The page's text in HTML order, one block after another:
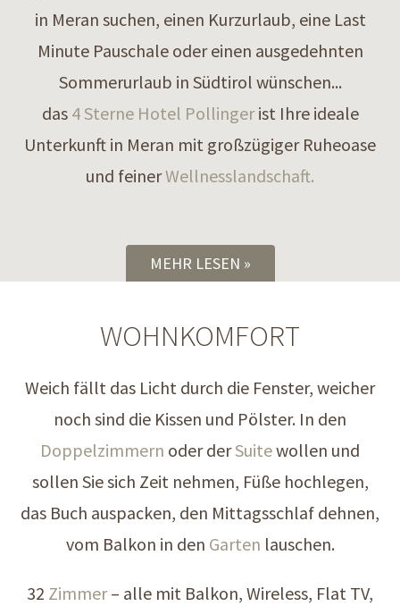
in Meran suchen, einen Kurzurlaub, eine Last
Minute Pauschale oder einen ausgedehnten
Sommerurlaub in Südtirol wünschen...
das 4 Sterne Hotel Pollingerist Ihre ideale
Unterkunft in Meran mit großzügiger Ruheoase
und feinerWellnesslandschaft.
MEHR LESEN
WOHNKOMFORT
Weich fällt das Licht durch die Fenster, weicher
noch sind die Kissen und Pölster. In den
Doppelzimmern oder derSuitewollen und
sollen Sie sich Zeit nehmen, Füße hochlegen,
das Buch auspacken, den Mittagsschlaf dehnen,
vom Balkon in den Garten lauschen.
32 Zimmer– alle mit Balkon, Wireless, Flat TV,